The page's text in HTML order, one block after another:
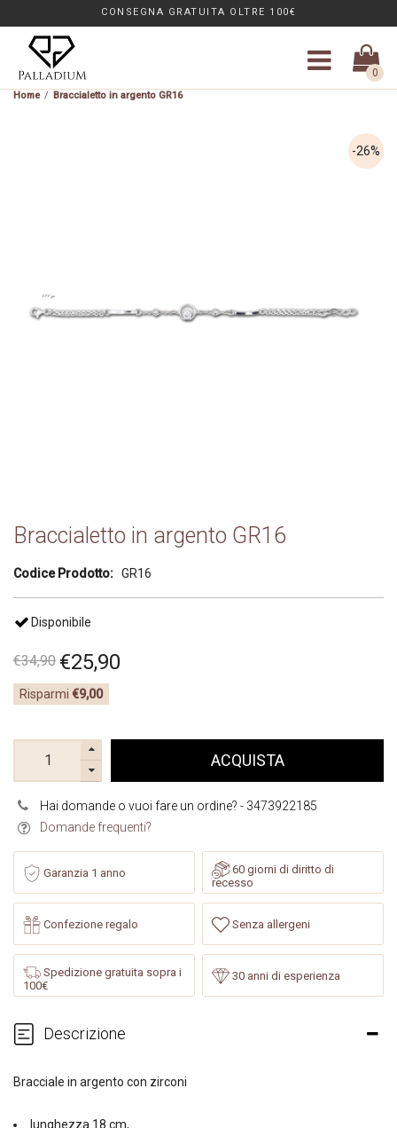
CONSEGNA GRATUITA OLTRE 100€
0
Braccialetto in argento GR16
-26%
Braccialetto in argento GR16
Codice Prodotto: GR16
Disponibile
€34,90 €25,90
Risparmi €9,00
ACQUISTA
Hai domande o vuoi fare un ordine? - 3473922185
Domande frequenti?
Garanzia 1 anno
60 giorni di diritto di
recesso
Confezione regalo Senza allergeni
Spedizione gratuita sopra i
100€
30 anni di esperienza
Descrizione
Bracciale in argento con zirconi
lunghezza 18 cm,